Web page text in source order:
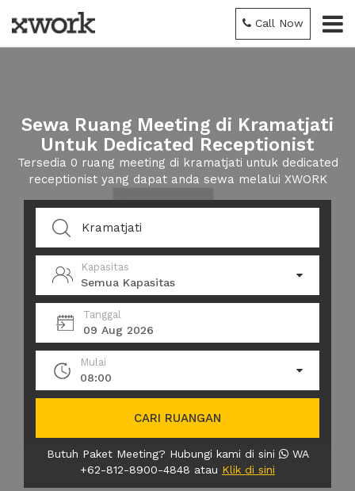
Call Now
Sewa Ruang Meeting di Kramatjati
Untuk Dedicated Receptionist
Tersedia 0 ruang meeting di kramatjati untuk dedicated
receptionist yang dapat anda sewa melalui XWORK
Kapasitas
Semua Kapasitas
Tanggal
09 Aug 2026
Mulai
08:00
CARI RUANGAN
Butuh Paket Meeting? Hubungi kami di sini
WA
+62-812-8900-4848 atau Klik di sini